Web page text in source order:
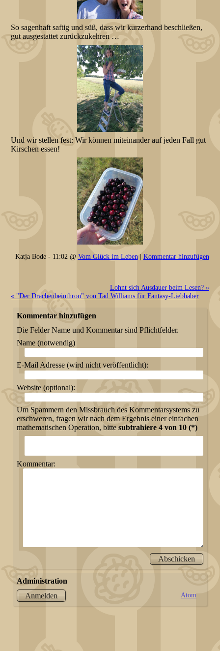
So sagenhaft saftig und süß, dass wir kurzerhand beschließen,
gut ausgestattet zurückzukehren …
Und wir stellen fest: Wir können miteinander auf jeden Fall gut
Kirschen essen!
Katja Bode - 11:02 @ Vom Glück im Leben| Kommentar hinzufügen
Lohnt sich Ausdauer beim Lesen? »
« "Der Drachenbeinthron" von Tad Williams für Fantasy-Liebhaber
Kommentar hinzufügen
Die Felder Name und Kommentar sind Pflichtfelder.
Name (notwendig)
E-Mail Adresse (wird nicht veröffentlicht):
Website (optional):
Um Spammern den Missbrauch des Kommentarsystems zu
erschweren, fragen wir nach dem Ergebnis einer einfachen
mathematischen Operation, bitte subtrahiere 4 von 10 (*)
Kommentar:
Administration
Anmelden
Atom